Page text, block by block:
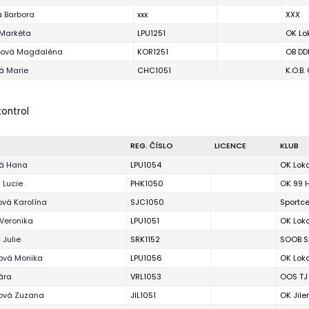
Barbora
xxx
XXX
LPU1251
OK
Magdaléna
KOR1251
OB
Marie
CHC1051
REG. ČÍSLO LICENCE
KLUB
Hana
LPU1054
OK
Lucie
PHK1050
OK 99
Karolína
SJC1050
LPU1051
OK
Julie
SRK1152
SOOB
Monika
LPU1056
OK
VRL1053
OOS
Zuzana
JIL1051
OK